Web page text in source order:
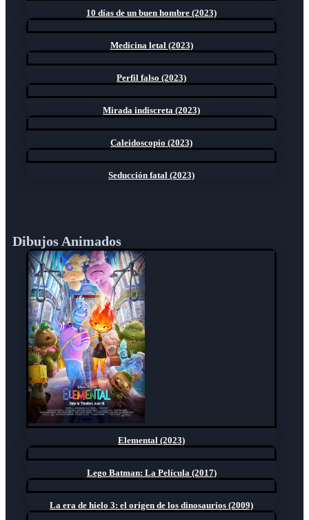
10 días de un buen hombre (2023)
Medicina letal (2023)
Perfil falso (2023)
Mirada indiscreta (2023)
Caleidoscopio (2023)
Seducción fatal (2023)
Dibujos Animados
Elemental (2023)
Lego Batman: La Película (2017)
La era de hielo 3: el origen de los dinosaurios (2009)